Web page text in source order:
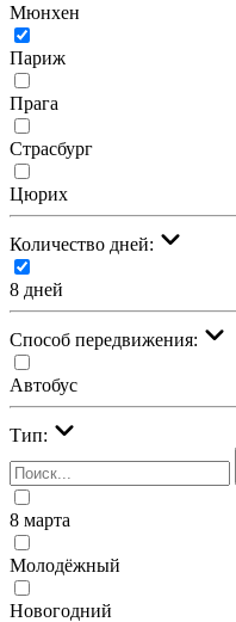
Мюнхен
Париж
Прага
Страсбург
Цюрих
Количество дней:
8 дней
Cпособ передвижения:
Автобус
Тип:
8 марта
Молодёжный
Новогодний